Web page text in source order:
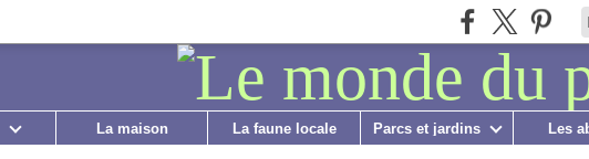
La maison La faune locale Parcs et jardins Les